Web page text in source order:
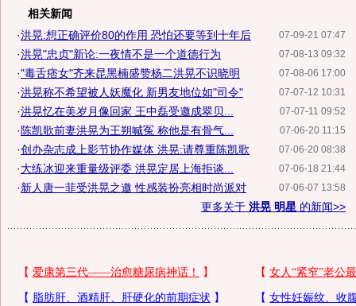
相关新闻
07-09-21 07:47
·洪晃:想正确评价80的作用 恐怕还要等到十年后
07-08-13 09:32
·洪晃"忠贞"新论:一夜情不是一个道德行为
07-08-06 17:00
·"毒舌痞女"齐来昆黑楠盛赞杨二洪晃不识晓明
07-07-12 10:31
·洪晃称不希望被人妖魔化 新男友地位如"司令"
07-07-11 09:52
·洪晃忆在美岁月像回家 王中磊受邀成翠贝...
07-06-20 11:15
· 陈凯歌前妻洪晃为王朔喊冤 称他是有骨气...
07-06-20 08:38
·创办杂志成上影节协作媒体 洪晃:请尊重陈凯歌
07-06-18 21:44
·大练冰迎来重量级评委 洪晃定居上海拒谈...
07-06-07 13:58
·新人唐一菲受洪晃之邀 性感装扮亮相时尚派对
更多关于 洪晃 明星 的新闻>>